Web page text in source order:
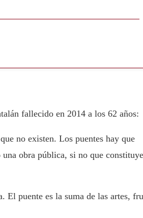
fallecido en 2014 a los 62 años:
no existen. Los puentes hay que
obra pública, si no que
El puente es la suma de las artes,